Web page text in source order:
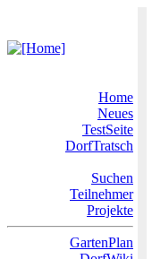
Home
Neues
TestSeite
DorfTratsch
Suchen
Teilnehmer
Projekte
GartenPlan